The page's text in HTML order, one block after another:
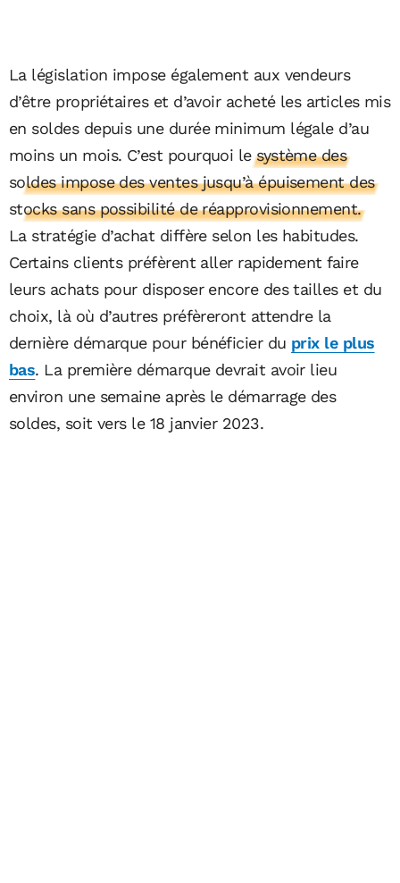
La législation impose également aux vendeurs
d’être propriétaires et d’avoir acheté les articles mis
en soldes depuis une durée minimum légale d’au
moins un mois. C’est pourquoi le système des
soldes impose des ventes jusqu’à épuisement des
stocks sans possibilité de réapprovisionnement.
La stratégie d’achat diffère selon les habitudes.
Certains clients préfèrent aller rapidement faire
leurs achats pour disposer encore des tailles et du
choix, là où d’autres préfèreront attendre la
dernière démarque pour bénéficier du prix le plus
bas. La première démarque devrait avoir lieu
environ une semaine après le démarrage des
soldes, soit vers le 18 janvier 2023.